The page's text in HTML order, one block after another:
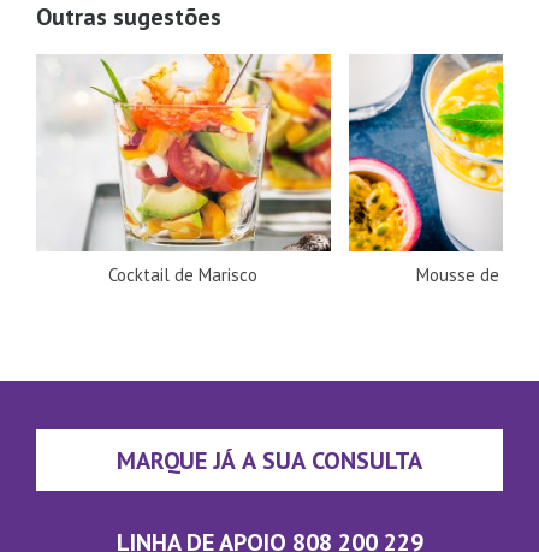
Outras sugestões
Cocktail de Marisco Mousse de
MARQUE JÁ A SUA CONSULTA
LINHA DE APOIO 808 200 229